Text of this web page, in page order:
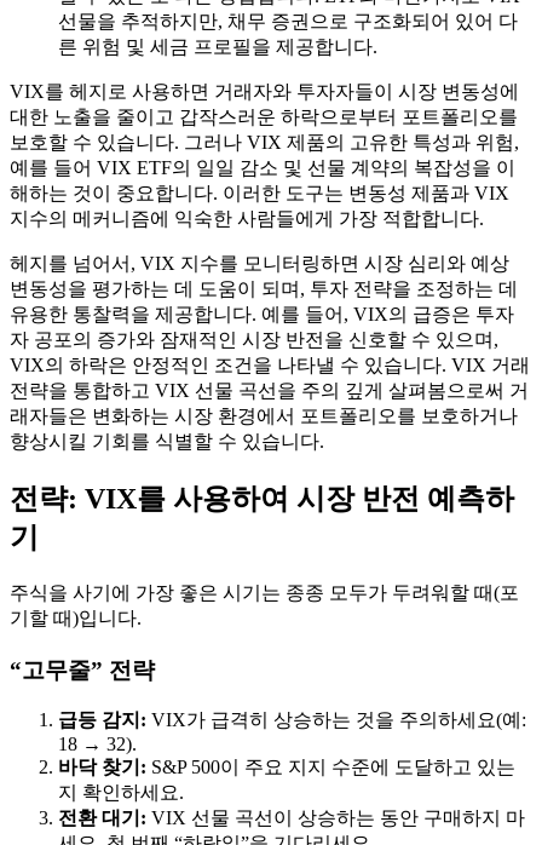
선물을 추적하지만, 채무 증권으로 구조화되어 있어 다
른 위험 및 세금 프로필을 제공합니다.
VIX를 헤지로 사용하면 거래자와 투자자들이 시장 변동성에
대한 노출을 줄이고 갑작스러운 하락으로부터 포트폴리오를
보호할 수 있습니다. 그러나 VIX 제품의 고유한 특성과 위험,
예를 들어 VIX ETF의 일일 감소 및 선물 계약의 복잡성을 이
해하는 것이 중요합니다. 이러한 도구는 변동성 제품과 VIX
지수의 메커니즘에 익숙한 사람들에게 가장 적합합니다.
헤지를 넘어서, VIX 지수를 모니터링하면 시장 심리와 예상
변동성을 평가하는 데 도움이 되며, 투자 전략을 조정하는 데
유용한 통찰력을 제공합니다. 예를 들어, VIX의 급증은 투자
자 공포의 증가와 잠재적인 시장 반전을 신호할 수 있으며,
VIX의 하락은 안정적인 조건을 나타낼 수 있습니다. VIX 거래
전략을 통합하고 VIX 선물 곡선을 주의 깊게 살펴봄으로써 거
래자들은 변화하는 시장 환경에서 포트폴리오를 보호하거나
향상시킬 기회를 식별할 수 있습니다.
전략: VIX를 사용하여 시장 반전 예측하
기
주식을 사기에 가장 좋은 시기는 종종 모두가 두려워할 때(포
기할 때)입니다.
“고무줄” 전략
급등 감지: VIX가 급격히 상승하는 것을 주의하세요(예:
18 → 32).
바닥 찾기: S&P 500이 주요 지지 수준에 도달하고 있는
지 확인하세요.
전환 대기: VIX 선물 곡선이 상승하는 동안 구매하지 마